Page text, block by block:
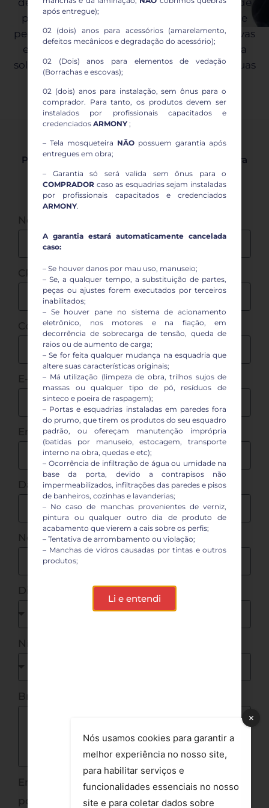
profissionais está pronta para atender desde
pequenos ajustes até manutenções preventivas
e corretivas. Entre em contato conosco para
solucionar qualquer necessidade e manter suas
esquadrias em perfeito estado.
Preencha os campos abaixo para fazer a abertura
de chamado
Nome completo:
CPF/CNPJ do comprador:
Contato:
E-mail
Endereço completo:
Data da compra:
Nome do vendedor:
Disponibilidade de horário:
Nível de necessidade:
Breve relato:
Envie fotos ou vídeos (limite de até 10MB
por arquivo):
Nós usamos cookies para garantir a
melhor experiência no nosso site,
para habilitar serviços e
funcionalidades essenciais no nosso
site e para coletar dados sobre
após entregue);
02 (dois) anos para acessórios (amarelamento,
defeitos mecânicos e degradação do acessório);
02 (Dois) anos para elementos de vedação
(Borrachas e escovas);
02 (dois) anos para instalação, sem ônus para o
comprador. Para tanto, os produtos devem ser
instalados por profissionais capacitados e
credenciados ARMONY ;
– Tela mosqueteira NÃO possuem garantia após
entregues em obra;
– Garantia só será valida sem ônus para o
COMPRADOR caso as esquadrias sejam instaladas
por profissionais capacitados e credenciados
ARMONY.
A garantia estará automaticamente cancelada
caso:
– Se houver danos por mau uso, manuseio;
– Se, a qualquer tempo, a substituição de partes,
peças ou ajustes forem executados por terceiros
inabilitados;
– Se houver pane no sistema de acionamento
eletrônico, nos motores e na fiação, em
decorrência de sobrecarga de tensão, queda de
raios ou de aumento de carga;
– Se for feita qualquer mudança na esquadria que
altere suas características originais;
– Má utilização (limpeza de obra, trilhos sujos de
massas ou qualquer tipo de pó, resíduos de
sinteco e poeira de raspagem);
– Portas e esquadrias instaladas em paredes fora
do prumo, que tirem os produtos do seu esquadro
padrão, ou ofereçam manutenção imprópria
(batidas por manuseio, estocagem, transporte
interno na obra, quedas e etc);
– Ocorrência de infiltração de água ou umidade na
base da porta, devido a contrapisos não
impermeabilizados, infiltrações das paredes e pisos
de banheiros, cozinhas e lavanderias;
– No caso de manchas provenientes de verniz,
pintura ou qualquer outro dia de produto de
acabamento que vierem a cais sobre os perfis;
– Tentativa de arrombamento ou violação;
– Manchas de vidros causadas por tintas e outros
produtos;
Li e entendi